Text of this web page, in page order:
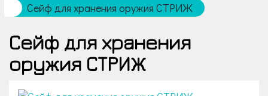
Сейф для хранения оружия СТРИЖ
Сейф для хранения
оружия СТРИЖ